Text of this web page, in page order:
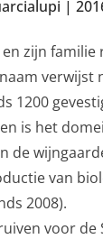
|
zijn
verwijst
1200
is het
de
van
2008).
voor